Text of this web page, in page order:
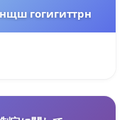
гогигиттрн